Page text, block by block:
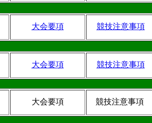
大会要項 競技注意事項
大会要項 競技注意事項
大会要項 競技注意事項